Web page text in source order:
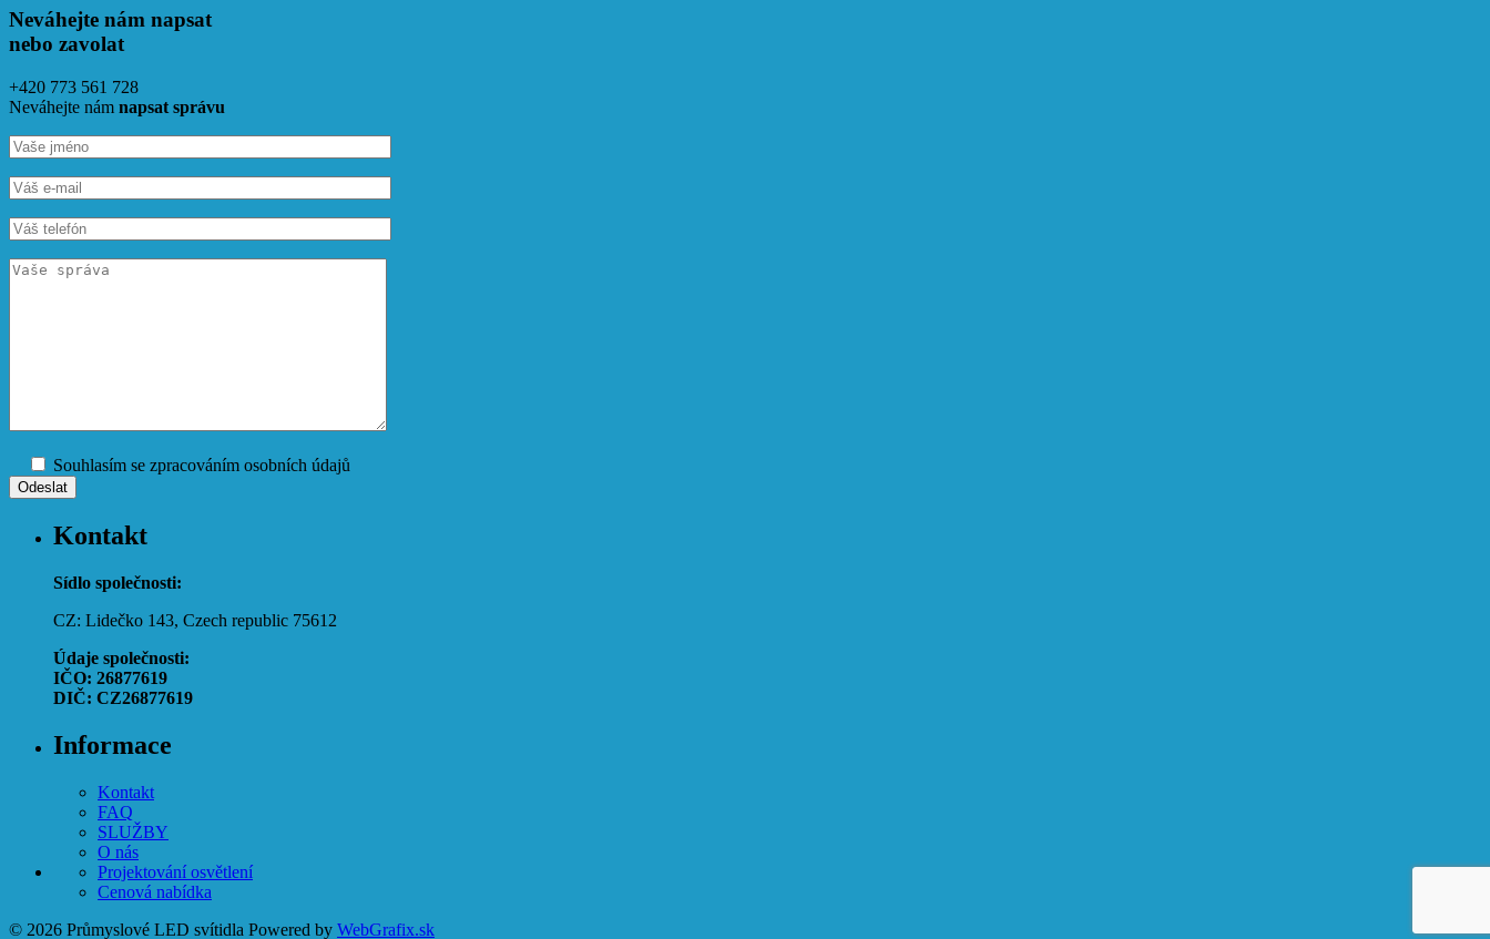
Neváhejte nám napsat
nebo zavolat
+420 773 561 728
Neváhejte nám napsat správu
Souhlasím se zpracováním osobních údajů
Kontakt
Sídlo společnosti:
CZ: Lidečko 143, Czech republic 75612
Údaje společnosti:
IČO: 26877619
DIČ: CZ26877619
Informace
Kontakt
FAQ
SLUŽBY
O nás
Projektování osvětlení
Cenová nabídka
© 2026 Průmyslové LED svítidla Powered by WebGrafix.sk